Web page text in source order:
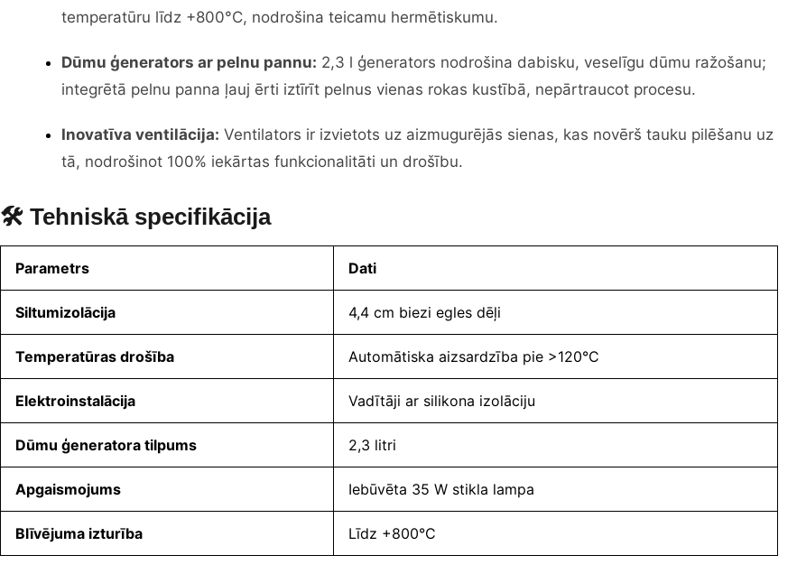
temperatūru līdz +800°C, nodrošina teicamu hermētiskumu.
Dūmu ģenerators ar pelnu pannu: 2,3 l ģenerators nodrošina dabisku, veselīgu dūmu ražošanu;
integrētā pelnu panna ļauj ērti iztīrīt pelnus vienas rokas kustībā, nepārtraucot procesu.
Inovatīva ventilācija: Ventilators ir izvietots uz aizmugurējās sienas, kas novērš tauku pilēšanu uz
tā, nodrošinot 100% iekārtas funkcionalitāti un drošību.
🛠 Tehniskā specifikācija
Parametrs Dati
Siltumizolācija 4,4 cm biezi egles dēļi
Temperatūras drošība Automātiska aizsardzība pie >120°C
Elektroinstalācija Vadītāji ar silikona izolāciju
Dūmu ģeneratora tilpums 2,3 litri
Apgaismojums Iebūvēta 35 W stikla lampa
Blīvējuma izturība Līdz +800°C